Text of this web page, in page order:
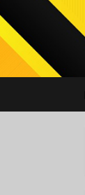
to
content